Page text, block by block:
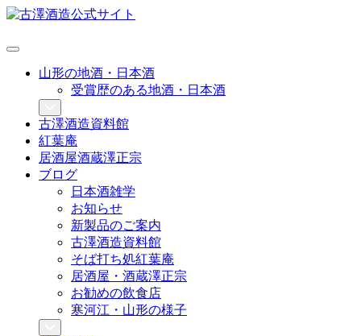
山形の地酒・日本酒
受賞歴のある地酒・日本酒
古澤酒造資料館
紅葉庵
居酒屋酒蔵澤正宗
ブログ
日本酒雑学
お知らせ
新製品のご案内
古澤酒造資料館
そば打ち処紅葉庵
居酒屋・酒蔵澤正宗
お勧めの飲食店
寒河江・山形の様子